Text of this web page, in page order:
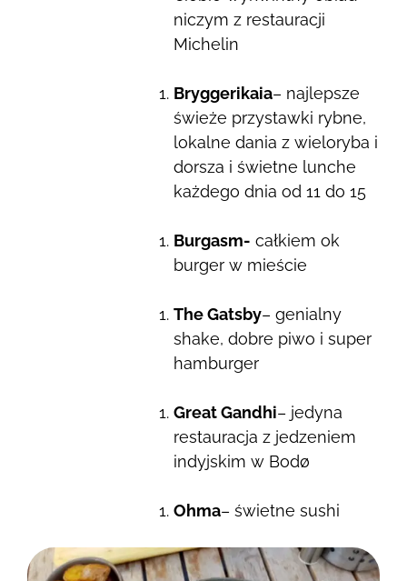
niczym z restauracji
Michelin
Bryggerikaia– najlepsze
świeże przystawki rybne,
lokalne dania z wieloryba i
dorsza i świetne lunche
każdego dnia od 11 do 15
Burgasm- całkiem ok
burger w mieście
The Gatsby– genialny
shake, dobre piwo i super
hamburger
Great Gandhi– jedyna
restauracja z jedzeniem
indyjskim w Bodø
Ohma– świetne sushi